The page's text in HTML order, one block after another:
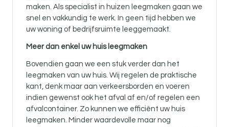
maken. Als specialist in huizen leegmaken gaan we
snel en vakkundig te werk. In geen tijd hebben we
uw woning of bedrijfsruimte leeggemaakt.
Meer dan enkel uw huis leegmaken
Bovendien gaan we een stuk verder dan het
leegmaken van uw huis. Wij regelen de praktische
kant, denk maar aan verkeersborden en voeren
indien gewenst ook het afval af en/of regelen een
afvalcontainer. Zo kunnen we efficiënt uw huis
leegmaken. Minder waardevolle maar nog